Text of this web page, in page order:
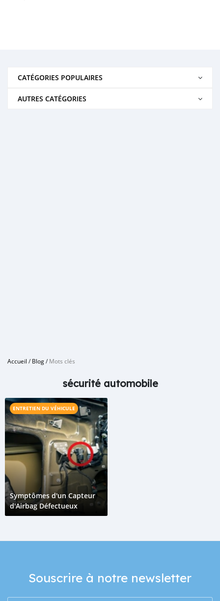
CATÉGORIES POPULAIRES
AUTRES CATÉGORIES
Accueil /Blog/Mots clés
sécurité automobile
ENTRETIEN DU VÉHICULE
Symptômes d'un Capteur
d'Airbag Défectueux
Souscrire à notre newsletter